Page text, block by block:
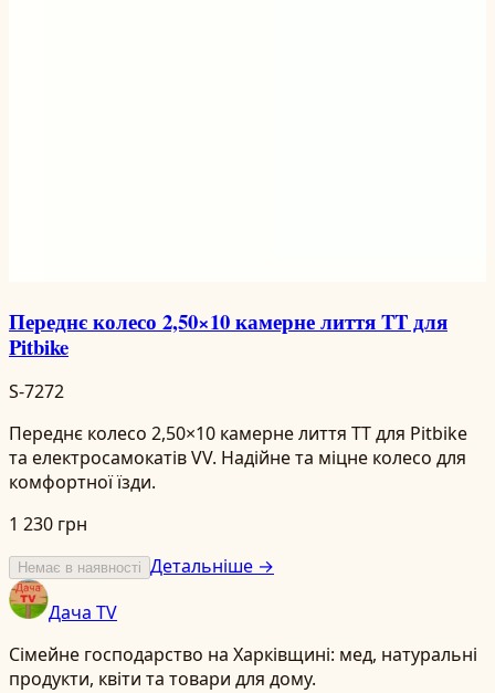
Переднє колесо 2,50×10 камерне лиття TT для
Pitbike
S-7272
Переднє колесо 2,50×10 камерне лиття TT для Pitbike
та електросамокатів VV. Надійне та міцне колесо для
комфортної їзди.
1 230 грн
Немає в наявності Детальніше →
Дача TV
Сімейне господарство на Харківщині: мед, натуральні
продукти, квіти та товари для дому.